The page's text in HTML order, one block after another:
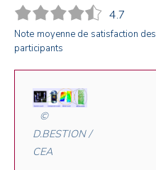
4.7
Note moyenne de satisfaction des
participants
©
D.BESTION /
CEA